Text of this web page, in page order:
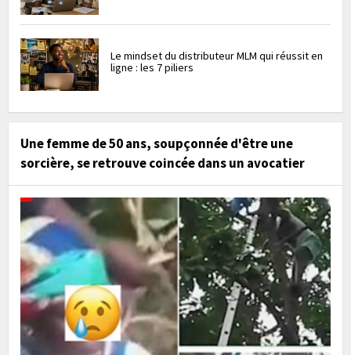
Le mindset du distributeur MLM qui réussit en
ligne : les 7 piliers
Une femme de 50 ans, soupçonnée d'être une
sorcière, se retrouve coincée dans un avocatier